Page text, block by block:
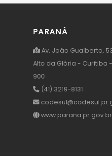
PARANÁ
Av. João Gualberto,
Alto da Glória - Curitiba -
900
(41) 3219-8131
www.parana.pr.gov.br